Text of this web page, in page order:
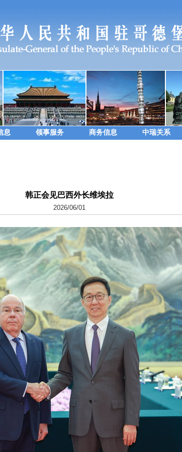
息 领事服务 商务信息 中瑞关系
韩正会见巴西外长维埃拉
2026/06/01